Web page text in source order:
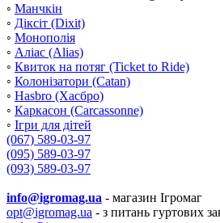
◦ Манчкін
◦ Діксіт (Dixit)
◦ Монополія
◦ Аліас (Alias)
◦ Квиток на потяг (Ticket to Ride)
◦ Колонізатори (Catan)
◦ Hasbro (Хасбро)
◦ Каркасон (Carcassonne)
◦ Ігри для дітей
(067) 589-03-97
(095) 589-03-97
(093) 589-03-97
info@igromag.ua - магазин Ігромаг
opt@igromag.ua - з питань гуртових